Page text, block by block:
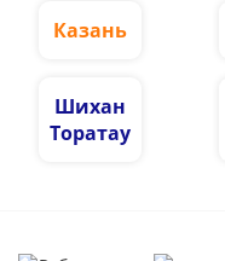
Казань
Шихан
Торатау